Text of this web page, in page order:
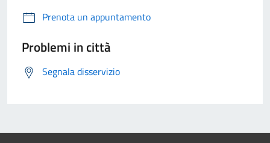
Prenota un appuntamento
Problemi in città
Segnala disservizio